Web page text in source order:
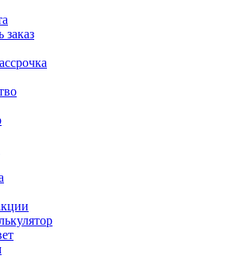
заказ